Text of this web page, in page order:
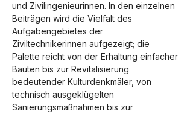
und Zivilingenieurinnen. In den einzelnen
Beiträgen wird die Vielfalt des
Aufgabengebietes der
Ziviltechnikerinnen aufgezeigt; die
Palette reicht von der Erhaltung einfacher
Bauten bis zur Revitalisierung
bedeutender Kulturdenkmäler, von
technisch ausgeklügelten
Sanierungsmaßnahmen bis zur